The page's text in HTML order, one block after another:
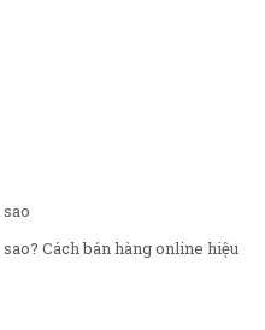
Cách bán hàng online hiệu